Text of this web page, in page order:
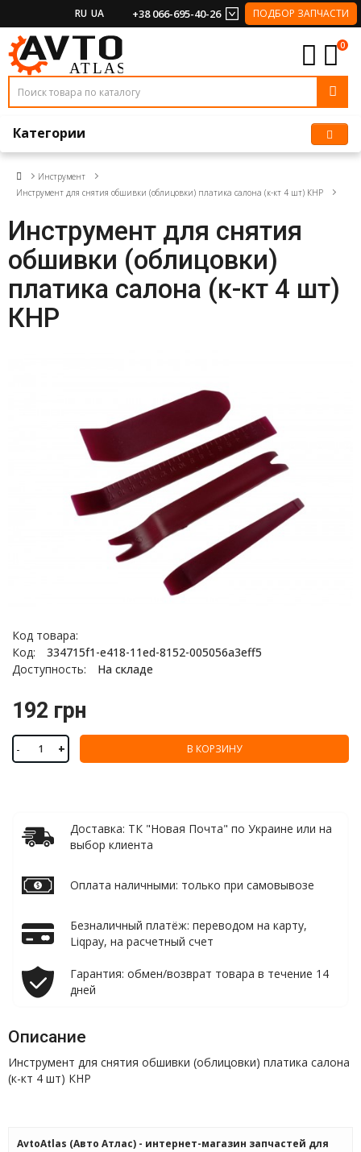
RU UA +38 066-695-40-26 ПОДБОР ЗАПЧАСТИ
0
Категории
Инструмент
Инструмент для снятия обшивки (облицовки) платика салона (к-кт 4 шт) КНР
Инструмент для снятия
обшивки (облицовки)
платика салона (к-кт 4 шт)
КНР
Код товара:
Код:
334715f1-e418-11ed-8152-005056a3eff5
Доступность:
На складе
192 грн
- + В КОРЗИНУ
Доставка: ТК "Новая Почта" по Украине или на
выбор клиента
Оплата наличными: только при самовывозе
Безналичный платёж: переводом на карту,
Liqpay, на расчетный счет
Гарантия: обмен/возврат товара в течение 14
дней
Описание
Инструмент для снятия обшивки (облицовки) платика салона
(к-кт 4 шт) КНР
AvtoAtlas (Авто Атлас) - интернет-магазин запчастей для